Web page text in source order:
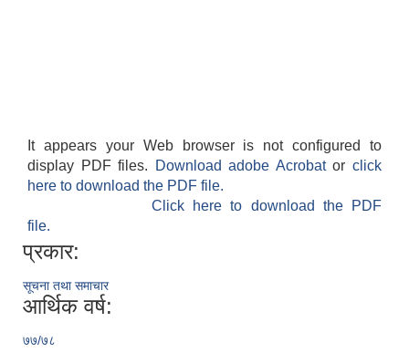
It appears your Web browser is not configured to
display PDF files.
Download adobe Acrobatorclick
here to download the PDF file.
Click here to download the PDF
file.
प्रकार:
सूचना तथा समाचार
आर्थिक वर्ष:
७७/७८